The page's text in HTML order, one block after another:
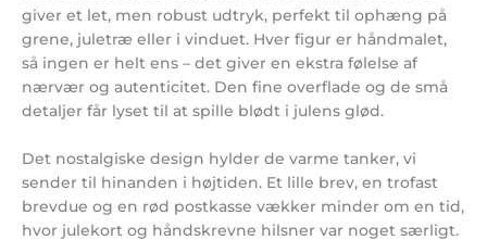
giver et let, men robust udtryk, perfekt til ophæng på
grene, juletræ eller i vinduet. Hver figur er håndmalet,
så ingen er helt ens – det giver en ekstra følelse af
nærvær og autenticitet. Den fine overflade og de små
detaljer får lyset til at spille blødt i julens glød.
Det nostalgiske design hylder de varme tanker, vi
sender til hinanden i højtiden. Et lille brev, en trofast
brevdue og en rød postkasse vækker minder om en tid,
hvor julekort og håndskrevne hilsner var noget særligt.